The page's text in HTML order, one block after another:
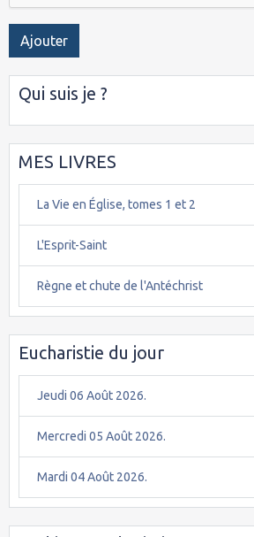
Ajouter
Qui suis je ?
MES LIVRES
La Vie en Église, tomes 1 et 2
L'Esprit-Saint
Règne et chute de l'Antéchrist
Eucharistie du jour
Jeudi 06 Août 2026.
Mercredi 05 Août 2026.
Mardi 04 Août 2026.